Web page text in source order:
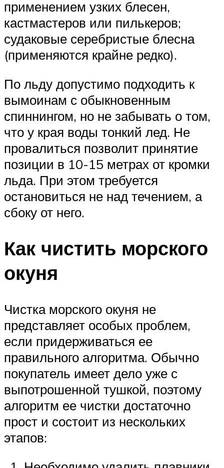
применением узких блесен,
кастмастеров или пилькеров;
судаковые серебристые блесна
(применяются крайне редко).
По льду допустимо подходить к
вымоинам с обыкновенным
спиннингом, но не забывать о том,
что у края воды тонкий лед. Не
провалиться позволит принятие
позиции в 10-15 метрах от кромки
льда. При этом требуется
остановиться не над течением, а
сбоку от него.
Как чистить морского
окуня
Чистка морского окуня не
представляет особых проблем,
если придерживаться ее
правильного алгоритма. Обычно
покупатель имеет дело уже с
выпотрошенной тушкой, поэтому
алгоритм ее чистки достаточно
прост и состоит из нескольких
этапов: